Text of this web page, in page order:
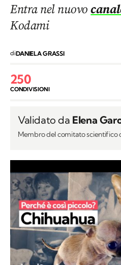
Entra nel nuovo
Kodami
diDANIELA GRASSI
250
CONDIVISIONI
Validato da Elena
Membro del comitato scientifico